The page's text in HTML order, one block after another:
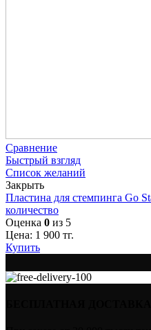
Сравнение
Быстрый взгляд
Список желаний
Закрыть
Пластина для стемпинга Go
количество
Оценка 0 из 5
Цена: 1 900 тг.
Купить